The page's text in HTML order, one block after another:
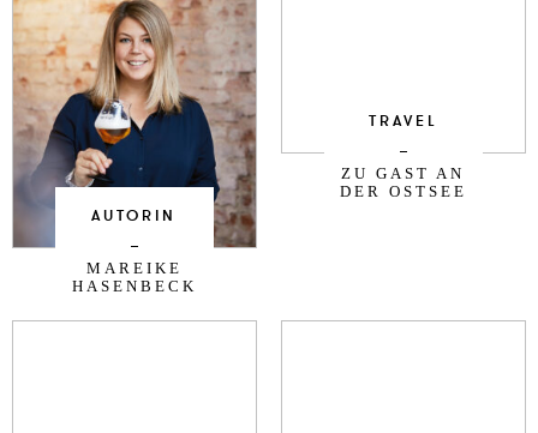
AUTORIN
MAREIKE
HASENBECK
TRAVEL
ZU GAST AN
DER OSTSEE